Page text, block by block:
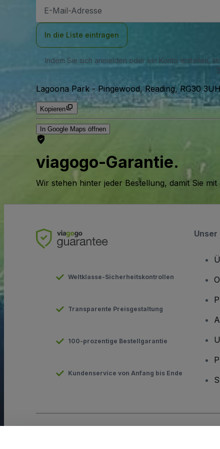
Mail-
In die Liste eintragen
Indem Sie sich anmelden oder ein Konto erstellen,
Lagoona Park - Pingewood, Reading, RG30
Kopieren
In Google Maps öffnen
viagogo-Garantie.
Wir stehen hinter jeder Bestellung, damit Sie
Weltklasse-Sicherheitskontrollen
Transparente Preisgestaltung
100-prozentige Bestellgarantie
Kundenservice von Anfang bis Ende
Unser